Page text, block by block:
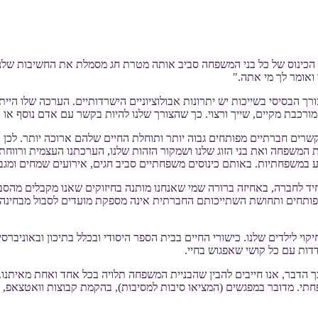
הכינוס של כל בני המשפחה סביב אותה מטרת חג מסמלת את החשיבות
לך מי אתה."
בשייכות יש יתרונות אבולוציוניים הישרדותיים. הערכה שלו
מקיים, שייך ורצוי. כך שהצורך שלנו להיות בקשר עם אדם נוסף או
חברתיים מפותחים גבוה יותר ותוחלת החיים שלהם ארוכה יותר.
המשפחה ואת בני הזוג שלנו ושמקור הזהות שלנו, הערכתנו העצמית
באותם כינוסים משפחתיים סביב חגים, אירועים שמחים
באחיזה ברורה שמי שאנחנו מותנה בחיזוקים שאנו מקבלים
ותחושת השתייכותם החברתית אינה מספקת מועדים לסבול מבחינה
לילדים שלנו. כישורי החיים בבית הספר היסודי ובכלל בתיכון
עם כל קושי שאפגוש בחיי.
אנו חייבים להבין שהבניית המשפחה תלויה בכל אחד ואחת מאיתנו.
מדובר במפגשים (המציאו סיבות למסיבות), בהקמת קבוצות